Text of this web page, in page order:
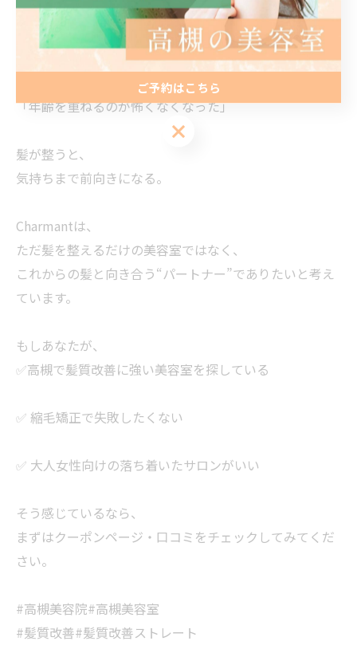
「朝のスタイリングが楽になった」
「髪を褒められることが増えた」
「年齢を重ねるのが怖くなくなった」
髪が整うと、
気持ちまで前向きになる。
Charmantは、
ただ髪を整えるだけの美容室ではなく、
これからの髪と向き合う“パートナー”でありたいと考え
ています。
もしあなたが、
✅高槻で髪質改善に強い美容室を探している
✅ 縮毛矯正で失敗したくない
✅ 大人女性向けの落ち着いたサロンがいい
そう感じているなら、
まずはクーポンページ・口コミをチェックしてみてくだ
さい。
#高槻美容院#高槻美容室
#髪質改善#髪質改善ストレート
ご予約はこちら
ご予約はこちら